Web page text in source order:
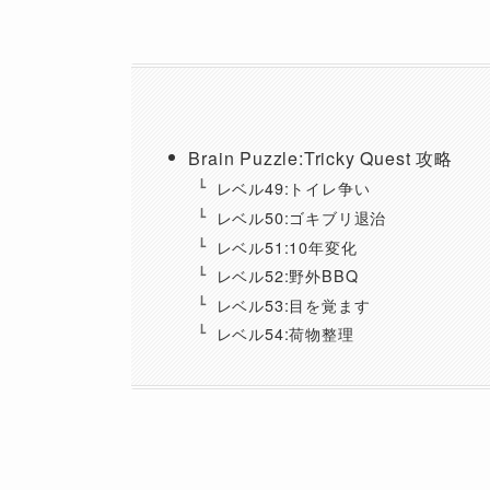
Brain Puzzle:Tricky Quest 攻略
レベル49:トイレ争い
レベル50:ゴキブリ退治
レベル51:10年変化
レベル52:野外BBQ
レベル53:目を覚ます
レベル54:荷物整理